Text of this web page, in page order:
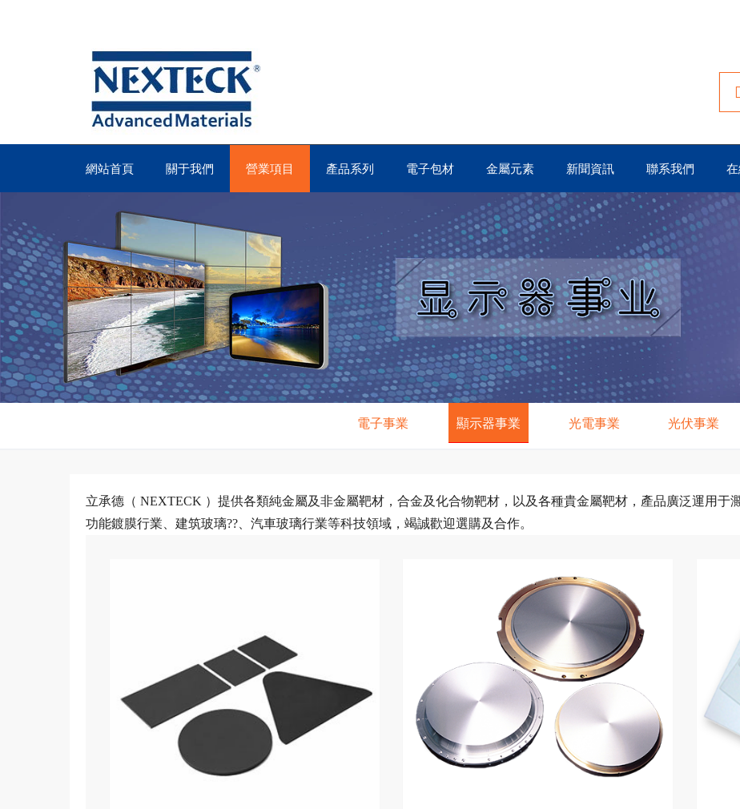
網站首頁 關于我們 營業項目 產品系列 電子包材 金屬元素 新聞資訊 聯系我們
電子事業 顯示器事業 光電事業 光伏事業
立承德（ NEXTECK ）提供各類純金屬及非金屬靶材，合金及化合物靶材，以及各種貴金屬靶材，產品廣泛運用于
功能鍍膜行業、建筑玻璃??、汽車玻璃行業等科技領域，竭誠歡迎選購及合作。